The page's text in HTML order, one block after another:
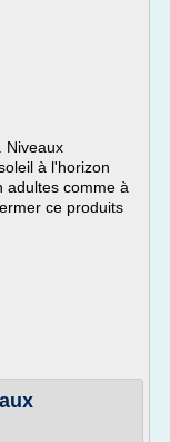
Niveaux
à l'horizon
adultes comme à
ce produits